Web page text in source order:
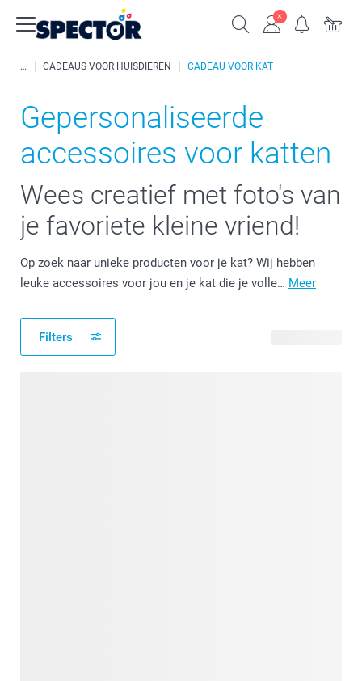
CADEAUS VOOR HUISDIEREN CADEAU VOOR KAT
Gepersonaliseerde
accessoires voor katten
Wees creatief met foto's van
je favoriete kleine vriend!
Op zoek naar unieke producten voor je kat? Wij hebben
leuke accessoires voor jou en je kat die je volle… Meer
Filters